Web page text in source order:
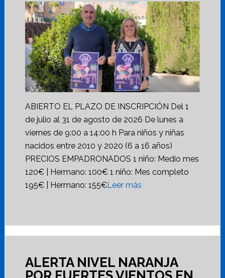
ABIERTO EL PLAZO DE INSCRIPCIÓN Del 1
de julio al 31 de agosto de 2026 De lunes a
viernes de 9:00 a 14:00 h Para niños y niñas
nacidos entre 2010 y 2020 (6 a 16 años)
PRECIOS EMPADRONADOS 1 niño: Medio mes
120€ | Hermano: 100€ 1 niño: Mes completo
195€ | Hermano: 155€Leer más
ALERTA NIVEL NARANJA